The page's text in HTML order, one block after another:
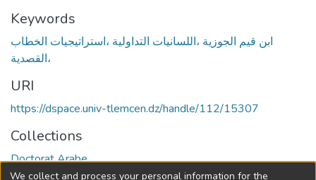
Keywords
ابن قيم الجوزية ،اللسانيات التداولية ،استراتيجيات الخطاب
،القصدية
URI
https://dspace.univ-tlemcen.dz/handle/112/15307
Collections
Doctorat Arabe
We collect and process your personal information for the